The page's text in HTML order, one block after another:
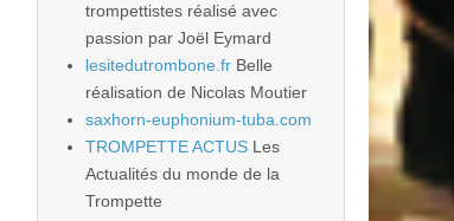
trompettistes réalisé avec
passion par Joël Eymard
lesitedutrombone.fr Belle
réalisation de Nicolas Moutier
saxhorn-euphonium-tuba.com
TROMPETTE ACTUS Les
Actualités du monde de la
Trompette